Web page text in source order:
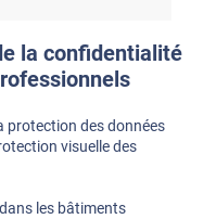
la confidentialité
protection des données
visuelle des
les bâtiments